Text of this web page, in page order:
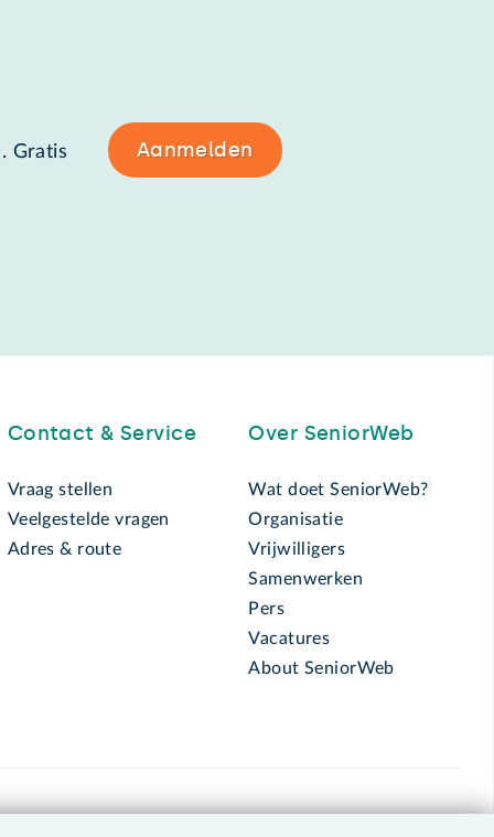
Gratis Aanmelden
Contact & Service
Vraag stellen
Veelgestelde vragen
Adres & route
Over SeniorWeb
Wat doet SeniorWeb?
Organisatie
Vrijwilligers
Samenwerken
Pers
Vacatures
About SeniorWeb